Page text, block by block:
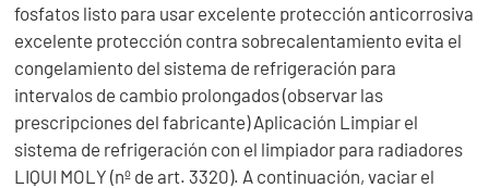
fosfatos listo para usar excelente protección anticorrosiva
excelente protección contra sobrecalentamiento evita el
congelamiento del sistema de refrigeración para
intervalos de cambio prolongados (observar las
prescripciones del fabricante) Aplicación Limpiar el
sistema de refrigeración con el limpiador para radiadores
LIQUI MOLY (nº de art. 3320). A continuación, vaciar el